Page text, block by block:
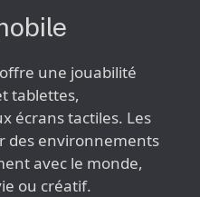
une jouabilité
tablettes,
écrans tactiles. Les
des environnements
avec le monde,
ou créatif.